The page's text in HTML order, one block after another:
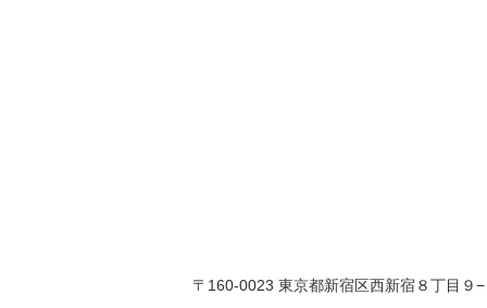
〒160-0023 東京都新宿区西新宿８丁目９